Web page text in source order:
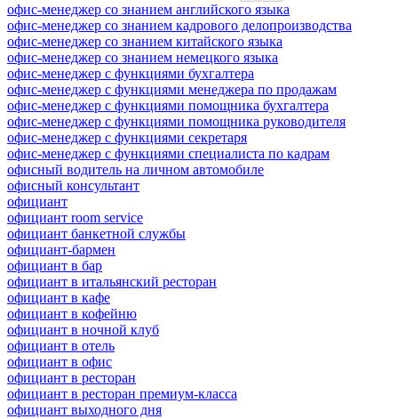
офис-менеджер со знанием английского языка
офис-менеджер со знанием кадрового делопроизводства
офис-менеджер со знанием китайского языка
офис-менеджер со знанием немецкого языка
офис-менеджер с функциями бухгалтера
офис-менеджер с функциями менеджера по продажам
офис-менеджер с функциями помощника бухгалтера
офис-менеджер с функциями помощника руководителя
офис-менеджер с функциями секретаря
офис-менеджер с функциями специалиста по кадрам
офисный водитель на личном автомобиле
офисный консультант
официант
официант room service
официант банкетной службы
официант-бармен
официант в бар
официант в итальянский ресторан
официант в кафе
официант в кофейню
официант в ночной клуб
официант в отель
официант в офис
официант в ресторан
официант в ресторан премиум-класса
официант выходного дня